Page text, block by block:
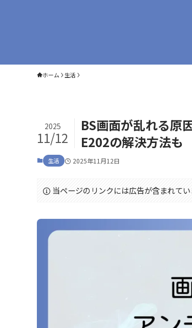
ホーム 生活
BS画面が乱れる原
E202の解決方法も
2025
11/12
生活 2025年11月12日
当ページのリンクには広告が含まれてい